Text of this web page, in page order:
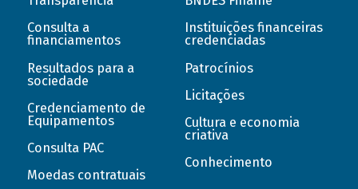
Consulta a
financiamentos
Resultados para a
sociedade
Credenciamento de
Equipamentos
Consulta PAC
Moedas contratuais
Instituições financeiras
credenciadas
Patrocínios
Licitações
Cultura e economia
criativa
Conhecimento